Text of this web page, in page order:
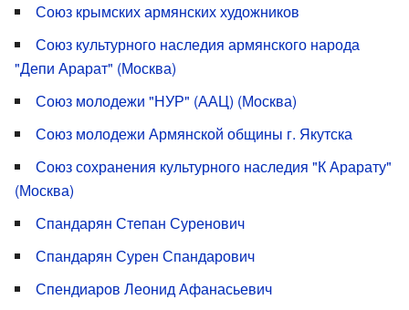
Союз крымских армянских художников
Союз культурного наследия армянского народа
"Депи Арарат" (Москва)
Союз молодежи "НУР" (ААЦ) (Москва)
Союз молодежи Армянской общины г. Якутска
Союз сохранения культурного наследия "К Арарату"
(Москва)
Спандарян Степан Суренович
Спандарян Сурен Спандарович
Спендиаров Леонид Афанасьевич